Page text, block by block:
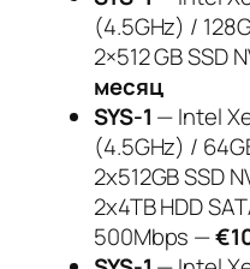
(4.5GHz) /
2×512 GB SSD
месяц
SYS-1 — Intel
(4.5GHz) /
2x512GB SSD
2x4TB HDD
500Mbps —